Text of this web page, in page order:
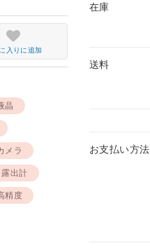
在庫
送料
お支払い方法
入りに追加
晶
メラ
出計
精度